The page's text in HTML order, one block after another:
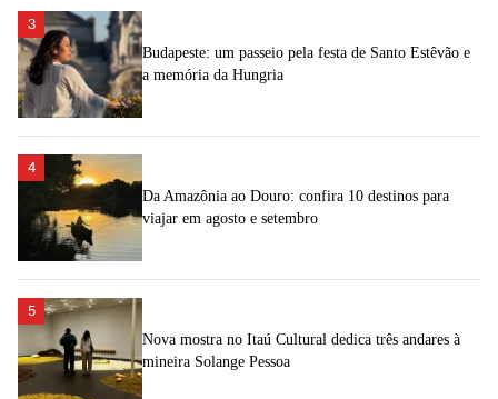
3
Budapeste: um passeio pela festa de Santo Estêvão e
a memória da Hungria
4
Da Amazônia ao Douro: confira 10 destinos para
viajar em agosto e setembro
5
Nova mostra no Itaú Cultural dedica três andares à
mineira Solange Pessoa